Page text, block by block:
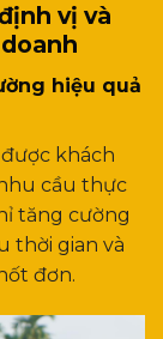
vị và
hiệu quả
khách
cầu thực
tăng cường
thời gian và
đơn.